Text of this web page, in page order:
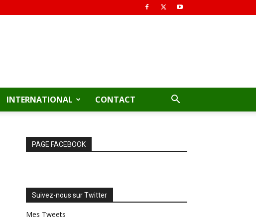
INTERNATIONAL CONTACT
PAGE FACEBOOK
Suivez-nous sur Twitter
Mes Tweets